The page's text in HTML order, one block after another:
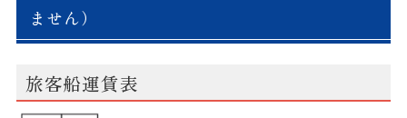
ません）
旅客船運賃表